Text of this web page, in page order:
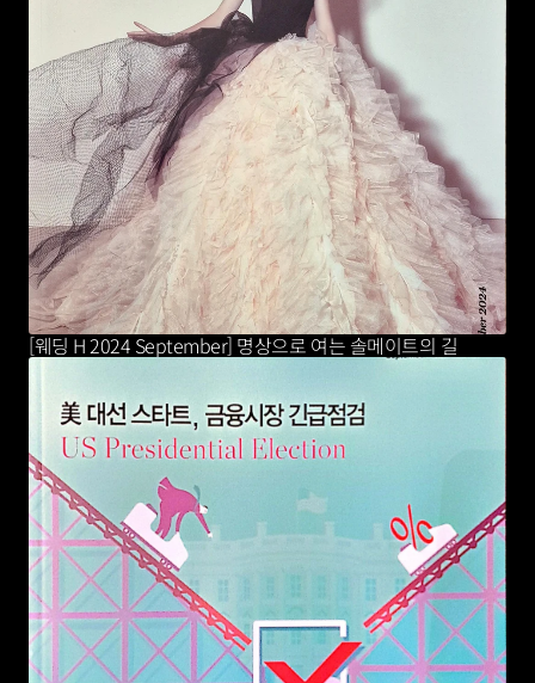
[웨딩 H 2024 September] 명상으로 여는 솔메이트의 길